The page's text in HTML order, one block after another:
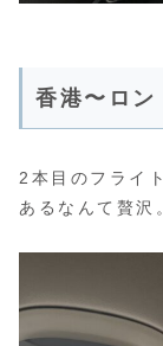
香港〜ロン
2本目のフライ
あるなんて贅沢